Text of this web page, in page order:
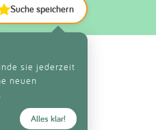
Suche speichern
sie jederzeit
neuen
Alles klar!